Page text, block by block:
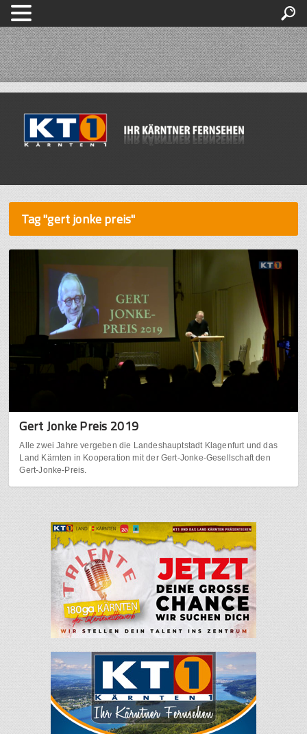
Tag "gert jonke preis"
Gert Jonke Preis 2019
Alle zwei Jahre vergeben die Landeshauptstadt Klagenfurt und das
Land Kärnten in Kooperation mit der Gert-Jonke-Gesellschaft den
Gert-Jonke-Preis.